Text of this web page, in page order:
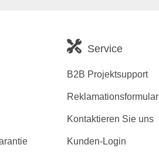
Service
B2B Projektsupport
Reklamationsformular
Kontaktieren Sie uns
Kunden-Login